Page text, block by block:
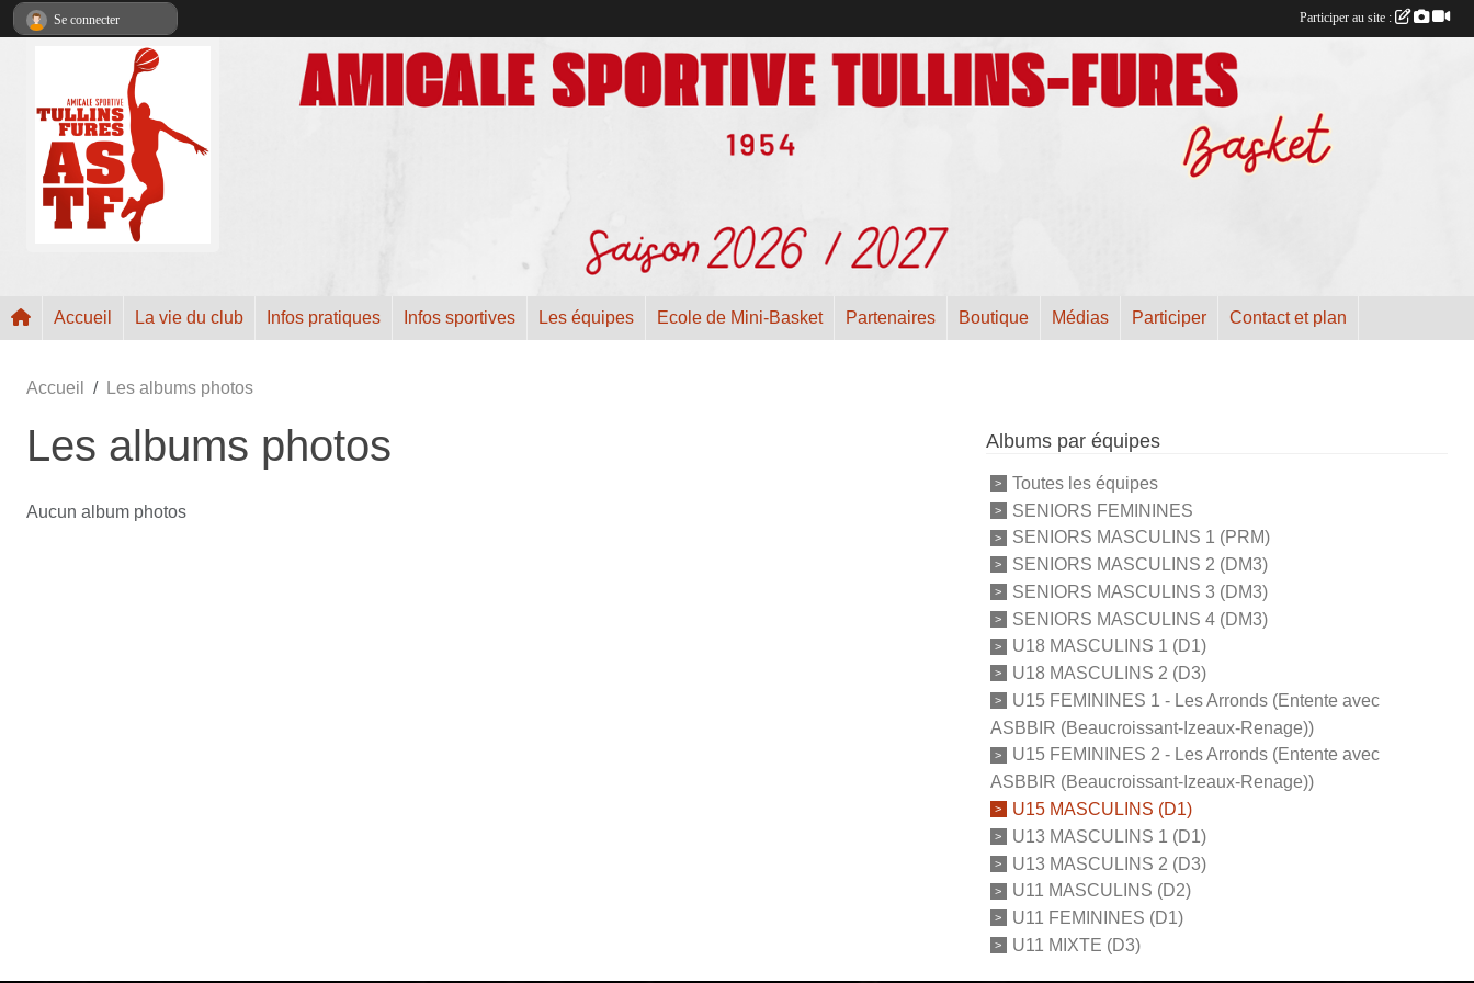
Accueil La vie du club Infos pratiques Infos sportives Les équipes Ecole de Mini-Basket Partenaires Boutique Médias Participer Contact et plan
Accueil Les albums photos
Les albums photos
Aucun album photos
Albums par équipes
Toutes les équipes
SENIORS FEMININES
SENIORS MASCULINS 1 (PRM)
SENIORS MASCULINS 2 (DM3)
SENIORS MASCULINS 3 (DM3)
SENIORS MASCULINS 4 (DM3)
U18 MASCULINS 1 (D1)
U18 MASCULINS 2 (D3)
U15 FEMININES 1 - Les Arronds (Entente avec
ASBBIR (Beaucroissant-Izeaux-Renage))
U15 FEMININES 2 - Les Arronds (Entente avec
ASBBIR (Beaucroissant-Izeaux-Renage))
U15 MASCULINS (D1)
U13 MASCULINS 1 (D1)
U13 MASCULINS 2 (D3)
U11 MASCULINS (D2)
U11 FEMININES (D1)
U11 MIXTE (D3)
Se connecter Participer au site :
Panneau de gestion des cookies